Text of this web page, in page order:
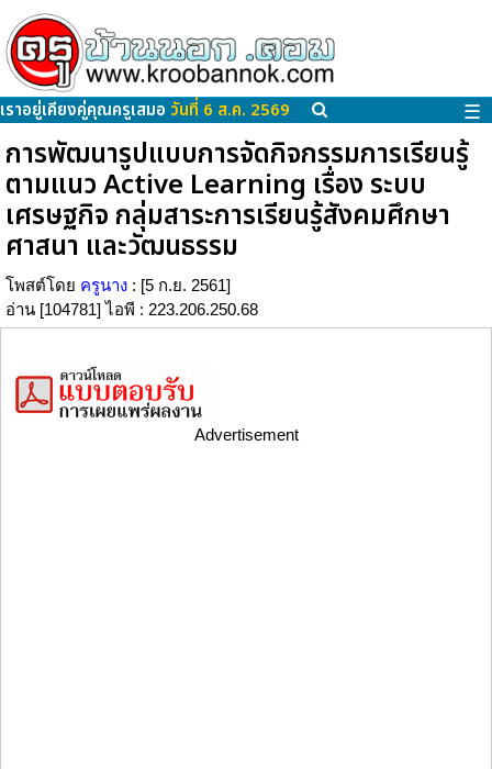
เราอยู่เคียงคู่คุณครูเสมอ วันที่ 6 ส.ค. 2569 ☰
การพัฒนารูปแบบการจัดกิจกรรมการเรียนรู้
ตามแนว Active Learning เรื่อง ระบบ
เศรษฐกิจ กลุ่มสาระการเรียนรู้สังคมศึกษา
ศาสนา และวัฒนธรรม
โพสต์โดย ครูนาง : [5 ก.ย. 2561]
อ่าน [104781] ไอพี : 223.206.250.68
Advertisement